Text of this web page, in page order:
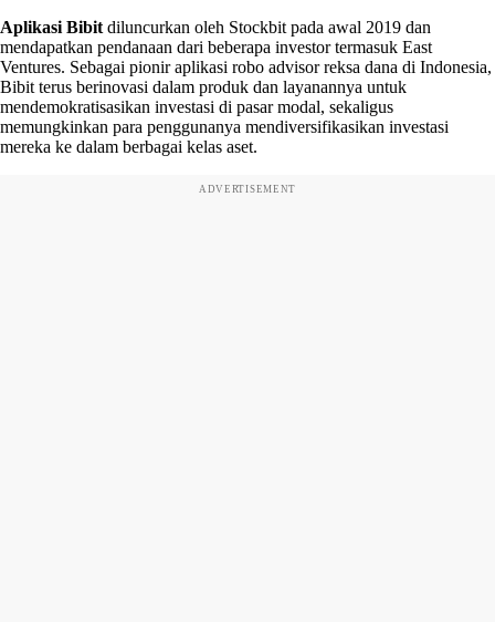
Aplikasi Bibit diluncurkan oleh Stockbit pada awal 2019 dan
mendapatkan pendanaan dari beberapa investor termasuk East
Ventures. Sebagai pionir aplikasi robo advisor reksa dana di Indonesia,
Bibit terus berinovasi dalam produk dan layanannya untuk
mendemokratisasikan investasi di pasar modal, sekaligus
memungkinkan para penggunanya mendiversifikasikan investasi
mereka ke dalam berbagai kelas aset.
ADVERTISEMENT